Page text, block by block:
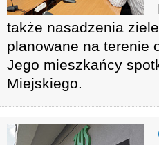
także nasadzenia
planowane na terenie
Jego mieszkańcy
Miejskiego.